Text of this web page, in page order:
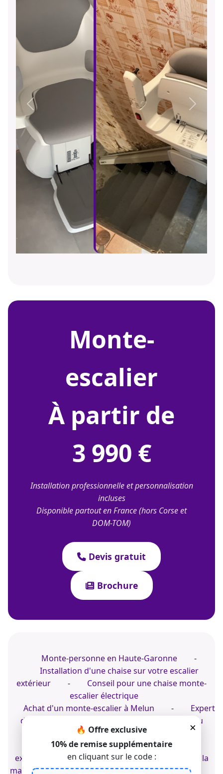
Précédent Suivant
monte-
escalier
À partir de
3 990 €
Installation professionnelle et personnalisation
incluses
Disponible partout en France (hors Corse et
DOM-TOM)
Devis gratuit
Brochure
×
🔥 Offre exclusive
10% de remise supplémentaire
en cliquant sur le code :
Monte-personne en Haute-Garonne
-
Installation d'une chaise sur votre escalier
extérieur
-
Conseil pour une chaise monte-
escalier électrique
Achat d'un monte-escalier à Melun
-
Expert
du monte-escalier dans le jardin
Pro du
monte-personne dans le logement
Expert du fauteuil d'escaliers sur mesure en
extérieur
-
Siège motorisé à l'extérieur de la
maison
- Prix d'un monte-escalier à Figeac